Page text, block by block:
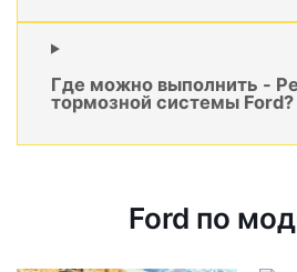
Где можно выполнить -
тормозной системы Ford?
Ford по